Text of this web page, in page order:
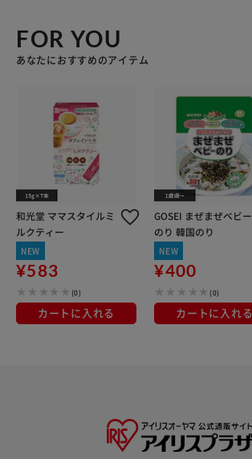
FOR YOU
あなたにおすすめのアイテム
和光堂 ママスタイルミ
ルクティー
NEW
¥583
(0)
カートに入れる
GOSEI まぜまぜベビー
のり 韓国のり
NEW
¥400
(0)
カートに入れる